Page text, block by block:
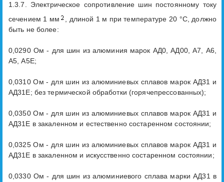
1.3.7. Электрическое сопротивление шин постоянному току
сечением 1 мм
, длиной 1 м при температуре 20 °С, должно
быть не более:
0,0290 Ом - для шин из алюминия марок АД0, АД00, А7, А6,
А5, А5Е;
0,0310 Ом - для шин из алюминиевых сплавов марок АД31 и
АД31Е; без термической обработки (горячепрессованных);
0,0350 Ом - для шин из алюминиевых сплавов марок АД31 и
АД31Е в закаленном и естественно состаренном состоянии;
0,0325 Ом - для шин из алюминиевых сплавов марок АД31 и
АД31Е в закаленном и искусственно состаренном состоянии;
0,0330 Ом - для шин из алюминиевого сплава марки АД31 в